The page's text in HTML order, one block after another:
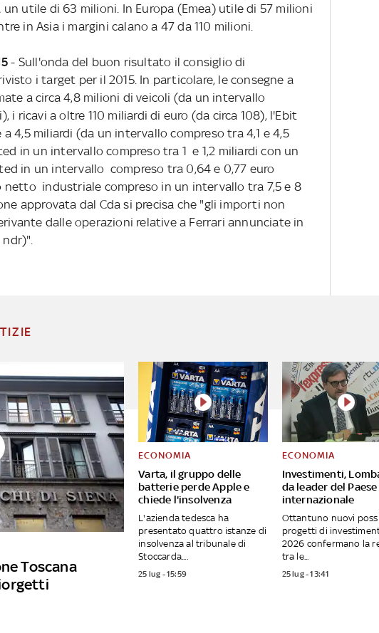
utile di 63 milioni. In Europa (Emea) utile di 57 milioni
in Asia i margini calano a 47 da 110 milioni.
- Sull'onda del buon risultato il consiglio di
i target per il 2015. In particolare, le consegne a
a circa 4,8 milioni di veicoli (da un intervallo
i ricavi a oltre 110 miliardi di euro (da circa 108), l'Ebit
4,5 miliardi (da un intervallo compreso tra 4,1 e 4,5
in un intervallo compreso tra 1 e 1,2 miliardi con un
in un intervallo compreso tra 0,64 e 0,77 euro
industriale compreso in un intervallo tra 7,5 e 8
approvata dal Cda si precisa che "gli importi non
dalle operazioni relative a Ferrari annunciate in
Toscana
Varta, il gruppo delle
batterie perde Apple e
chiede l'insolvenza
ECONOMIA
L'azienda tedesca ha
presentato quattro istanze di
insolvenza al tribunale di
Stoccarda....
25 lug - 15:59
Investimenti,
da leader del
internazionale
ECONOMIA
Ottantuno nuovi
progetti di
2026 confermano la
tra le...
25 lug - 13:41